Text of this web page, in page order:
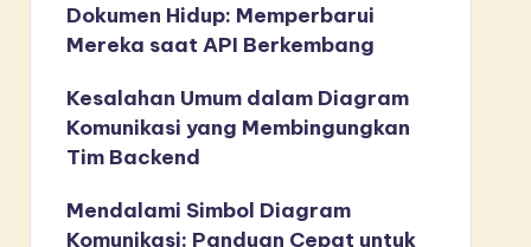
Dokumen Hidup: Memperbarui
Mereka saat API Berkembang
Kesalahan Umum dalam Diagram
Komunikasi yang Membingungkan
Tim Backend
Mendalami Simbol Diagram
Komunikasi: Panduan Cepat untuk